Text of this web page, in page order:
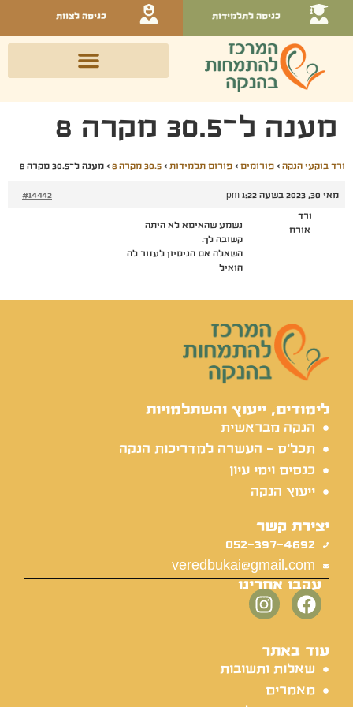
כניסה לתלמידות כניסה לצוות
מענה ל־30.5 מקרה 8
ורד בוקעי הנקה › פורומים › פורום תלמידות › 30.5 מקרה 8 › מענה ל־30.5 מקרה 8
מאי 30, 2023 בשעה 1:22 pm #14442
ורד
אורח
נשמע שהאימא לא היתה
קשובה לך.
השאלה אם הניסיון לעזור לה
הואיל
לימודים, ייעוץ והשתלמויות
הנקה מבראשית
תכל'ס - העשרה למדריכות הנקה
כנסים וימי עיון
ייעוץ הנקה
יצירת קשר
052-397-4692
veredbukai@gmail.com
עקבו אחרינו
עוד באתר
שאלות ותשובות
מאמרים